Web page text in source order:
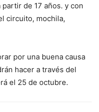
de 17 años. y con
circuito, mochila,
por una buena causa
hacer a través del
el 25 de octubre.